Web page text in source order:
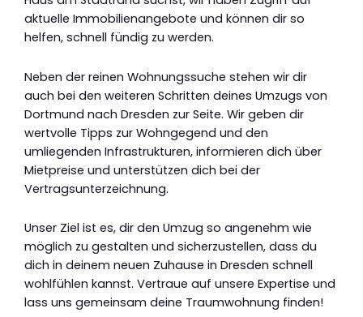
aktuelle Immobilienangebote und können dir so
helfen, schnell fündig zu werden.
Neben der reinen Wohnungssuche stehen wir dir
auch bei den weiteren Schritten deines Umzugs von
Dortmund nach Dresden zur Seite. Wir geben dir
wertvolle Tipps zur Wohngegend und den
umliegenden Infrastrukturen, informieren dich über
Mietpreise und unterstützen dich bei der
Vertragsunterzeichnung.
Unser Ziel ist es, dir den Umzug so angenehm wie
möglich zu gestalten und sicherzustellen, dass du
dich in deinem neuen Zuhause in Dresden schnell
wohlfühlen kannst. Vertraue auf unsere Expertise und
lass uns gemeinsam deine Traumwohnung finden!